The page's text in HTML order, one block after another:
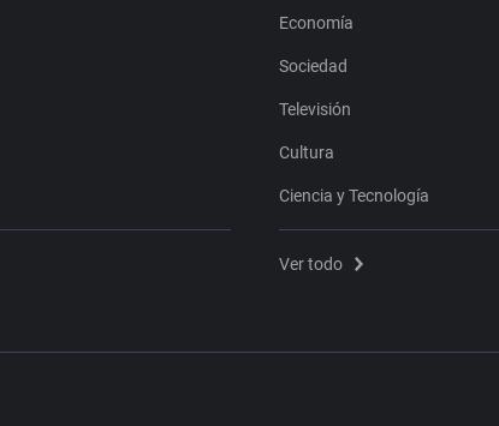
Economía
Sociedad
Televisión
Cultura
Ciencia y Tecnología
Ver todo